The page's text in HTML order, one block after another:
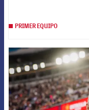
PRIMER EQUIPO